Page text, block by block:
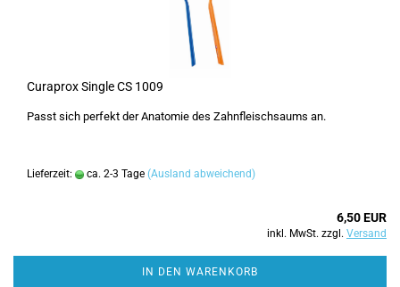
Curaprox Single CS 1009
Passt sich perfekt der Anatomie des Zahnfleischsaums an.
Lieferzeit: ca. 2-3 Tage (Ausland abweichend)
6,50 EUR
inkl. MwSt. zzgl. Versand
IN DEN WARENKORB